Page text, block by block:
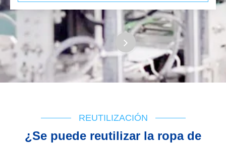
REUTILIZACIÓN
¿Se puede reutilizar la ropa de